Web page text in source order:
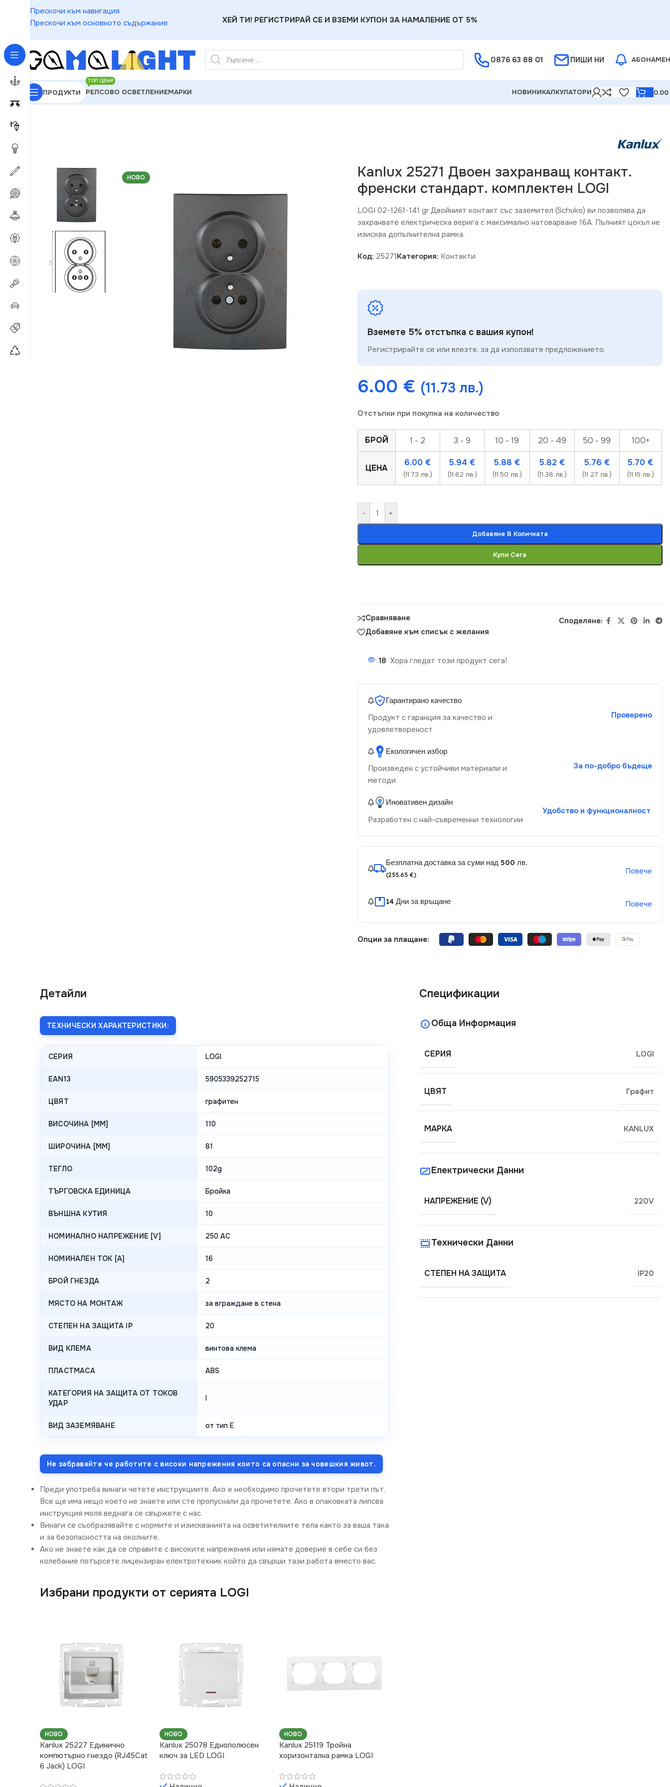
Прескочи към навигация
Прескочи към основното съдържание
ХЕЙ ТИ! РЕГИСТРИРАЙ СЕ И ВЗЕМИ КУПОН ЗА НАМАЛЕНИЕ ОТ 5%
0876 63 88 01 ПИШИ НИ
ПРОДУКТИ РЕЛСОВО ОСВЕТЛЕНИЕ
ТОП ЦЕНИ
МАРКИ НОВИНИКАЛКУЛАТОРИ 0.00
GAMALIGHT»
НОВО
Kanlux 25271 Двоен захранващ контакт.
френски стандарт. комплектен LOGI
LOGI 02-1261-141 gr Двойният контакт със заземител (Schuko) ви позволява да
захранвате електрическа верига с максимално натоварване 16A. Пълният цокъл не
изисква допълнителна рамка.
Код: 25271Категория: Контакти
Вземете 5% отстъпка с вашия купон!
Регистрирайте се или влезте, за да използвате предложението.
6.00 € (11.73 лв.)
Отстъпки при покупка на количество
БРОЙ 1 - 2 3 - 9 10 - 19 20 - 49 50 - 99 100+
ЦЕНА
6.00€
(11.73 лв.)
5.94€
(11.62 лв.)
5.88€
(11.50 лв.)
5.82 €
(11.38 лв.)
5.76 €
(11.27 лв.)
5.70€
(11.15 лв.)
- +
Добавяне В Количката
Купи Сега
Сравняване
Добавяне към списък с желания
Споделяне:
18 Хора гледат този продукт сега!
Гарантирано качество
Продукт с гаранция за качество и
удовлетвореност
Проверено
Екологичен избор
Произведен с устойчиви материали и
методи
За по-добро бъдеще
Иновативен дизайн
Разработен с най-съвременни технологии
Удобство и функционалност
Безплатна доставка за суми над 500 лв.
(255.65 €) Повече
14 Дни за връщане Повече
Опции за плащане:
Детайли
ТЕХНИЧЕСКИ ХАРАКТЕРИСТИКИ:
СЕРИЯ LOGI
EAN13 5905339252715
ЦВЯТ графитен
ВИСОЧИНА [MM] 110
ШИРОЧИНА [MM] 81
ТЕГЛО 102g
ТЪРГОВСКА ЕДИНИЦА Бройка
ВЪНШНА КУТИЯ 10
НОМИНАЛНО НАПРЕЖЕНИЕ [V] 250 AC
НОМИНАЛЕН ТОК [A] 16
БРОЙ ГНЕЗДА 2
МЯСТО НА МОНТАЖ за вграждане в стена
СТЕПЕН НА ЗАЩИТА IP 20
ВИД КЛЕМА винтова клема
ПЛАСТМАСА ABS
КАТЕГОРИЯ НА ЗАЩИТА ОТ ТОКОВ
УДАР
I
ВИД ЗАЗЕМЯВАНЕ от тип E
Не забравяйте че работите с високи напрежения които са опасни за човешкия живот.
Преди употреба винаги четете инструкциите. Ако е необходимо прочетете втори трети път.
Все ще има нещо което не знаете или сте пропуснали да прочетете. Ако в опаковката липсва
инструкция моля веднага се свържете с нас.
Винаги се съобразявайте с нормите и изискванията на осветителните тела както за ваша така
и за безопасността на околните.
Ако не знаете как да се справите с високите напрежения или нямате доверие в себе си без
колебание потърсете лицензиран електротехник който да свърши тази работа вместо вас.
Избрани продукти от серията LOGI
НОВО
Kanlux 25227 Единично
компютърно гнездо (RJ45Cat
6 Jack) LOGI
НОВО
Kanlux 25078 Еднополюсен
ключ за LED LOGI
НОВО
Kanlux 25119 Тройна
хоризонтална рамка LOGI
Спецификации
Обща Информация
СЕРИЯ LOGI
ЦВЯТ Графит
МАРКА KANLUX
Електрически Данни
НАПРЕЖЕНИЕ (V) 220V
Технически Данни
СТЕПЕН НА ЗАЩИТА IP20